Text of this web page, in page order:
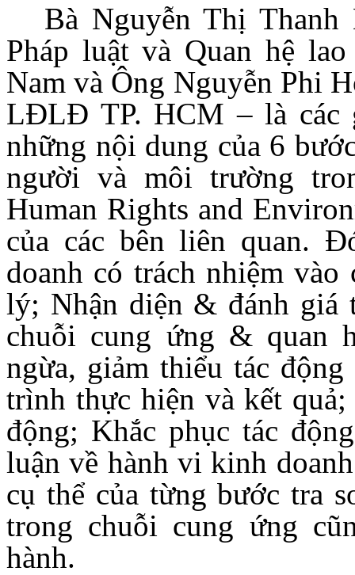
Bà Nguyễn Thị
Pháp luật và Quan hệ
Nam và Ông Nguyễn Phi
LĐLĐ TP. HCM – là các
những nội dung của 6
người và môi trường
Human Rights and
của các bên liên quan.
doanh có trách nhiệm vào
lý; Nhận diện & đánh giá
chuỗi cung ứng & quan
ngừa, giảm thiểu tác
trình thực hiện và kết
động; Khắc phục tác
luận về hành vi kinh
cụ thể của từng bước tra
trong chuỗi cung ứng
hành.